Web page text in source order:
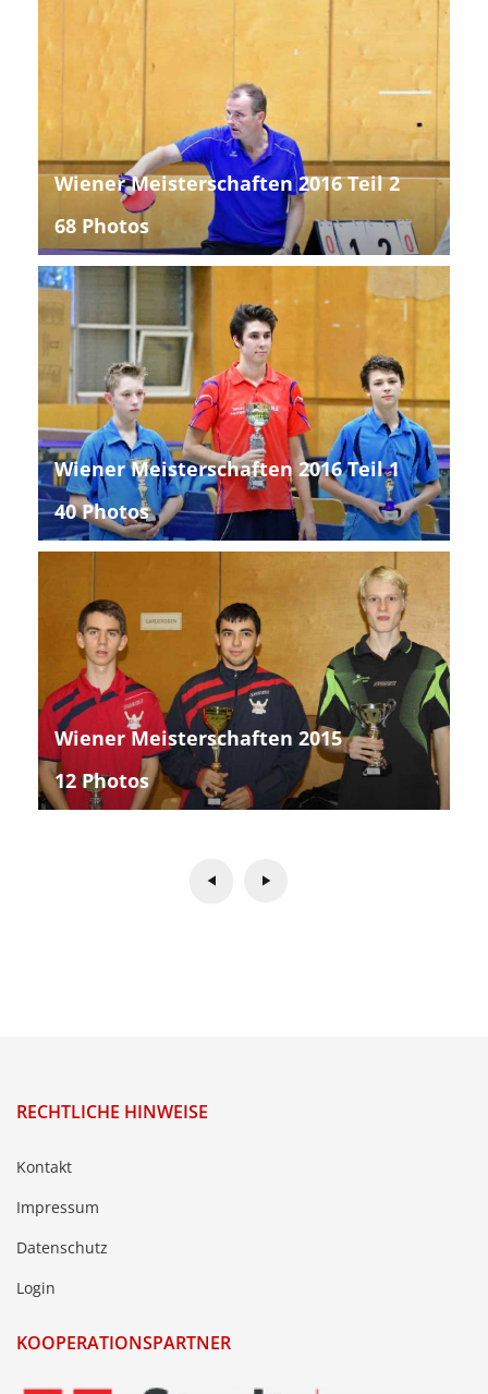
Wiener Meisterschaften 2016 Teil 2
68 Photos
Wiener Meisterschaften 2016 Teil 1
40 Photos
Wiener Meisterschaften 2015
12 Photos
RECHTLICHE HINWEISE
Kontakt
Impressum
Datenschutz
Login
KOOPERATIONSPARTNER